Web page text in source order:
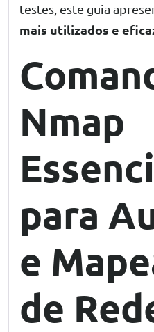
testes, este guia
mais utilizados e
Nmap
para
e
de